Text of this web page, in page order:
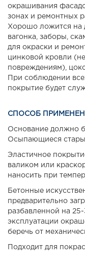
окрашивания
зонах и ремонтных
Хорошо ложится на
вагонка, заборы,
для окраски и
цинковой кровли
повреждениям),
При соблюдении
покрытие будет
СПОСОБ
Основание должно
Осыпающиеся
Эластичное
валиком или
наносить при
Бетонные
предварительно
разбавленной на
эксплуатации
беречь от
Подходит для